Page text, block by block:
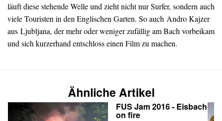
läuft diese stehende Welle und zieht nicht nur Surfer, sondern auch
viele Touristen in den Englischen Garten. So auch Andro Kajzer
aus Ljubljana, der mehr oder weniger zufällig am Bach vorbeikam
und sich kurzerhand entschloss einen Film zu machen.
Ähnliche Artikel
FUS Jam 2016 - Eisbach
on fire